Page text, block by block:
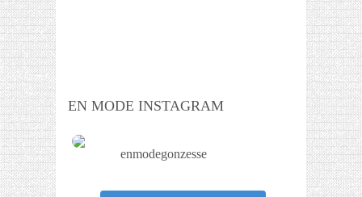
EN MODE INSTAGRAM
enmodegonzesse